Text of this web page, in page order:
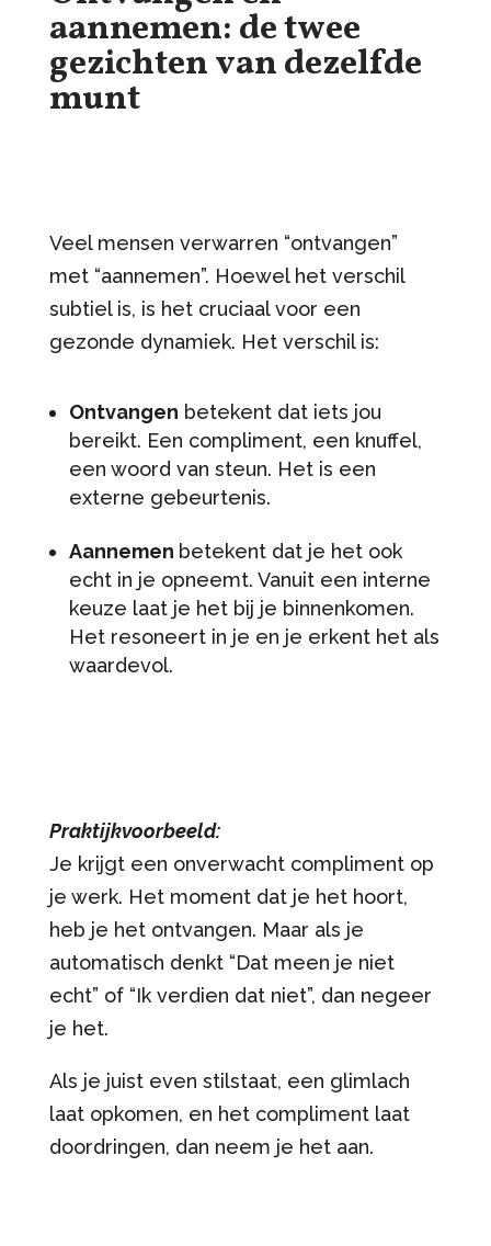
aannemen: de twee
gezichten van dezelfde
munt
Veel mensen verwarren “ontvangen”
met “aannemen”. Hoewel het verschil
subtiel is, is het cruciaal voor een
gezonde dynamiek. Het verschil is:
Ontvangen betekent dat iets jou
bereikt. Een compliment, een knuffel,
een woord van steun. Het is een
externe gebeurtenis.
Aannemen betekent dat je het ook
echt in je opneemt. Vanuit een interne
keuze laat je het bij je binnenkomen.
Het resoneert in je en je erkent het als
waardevol.
Praktijkvoorbeeld:
Je krijgt een onverwacht compliment op
je werk. Het moment dat je het hoort,
heb je het ontvangen. Maar als je
automatisch denkt “Dat meen je niet
echt” of “Ik verdien dat niet”, dan negeer
je het.
Als je juist even stilstaat, een glimlach
laat opkomen, en het compliment laat
doordringen, dan neem je het aan.